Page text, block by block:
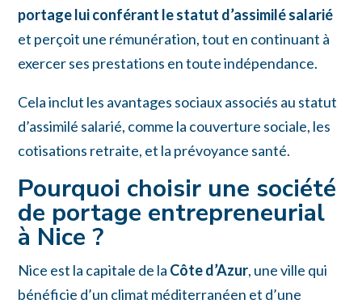
portage lui conférant le statut d’assimilé salarié
et perçoit une rémunération, tout en continuant à
exercer ses prestations en toute indépendance.
Cela inclut les avantages sociaux associés au statut
d’assimilé salarié, comme la couverture sociale, les
cotisations retraite, et la prévoyance santé.
Pourquoi choisir une société
de portage entrepreneurial
à Nice ?
Nice est la capitale de la Côte d’Azur, une ville qui
bénéficie d’un climat méditerranéen et d’une